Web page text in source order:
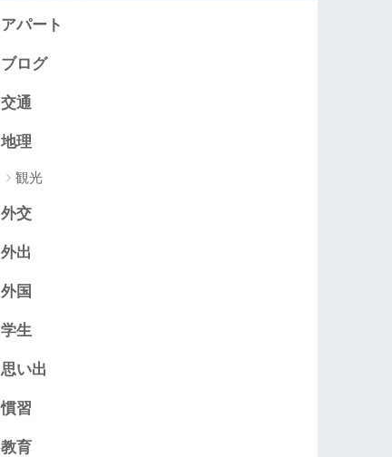
アパート
ブログ
交通
地理
観光
外交
外出
外国
学生
思い出
慣習
教育